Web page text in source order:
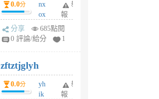
月
前
0.0分
nx
ox
rh
pe
月
前
舉
報
分享
685點閱
0 評論/給分
1
zftztjglyh
0.0分
yh
ik
舉
報